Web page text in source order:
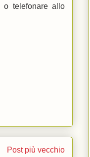
o telefonare allo
Post più vecchio